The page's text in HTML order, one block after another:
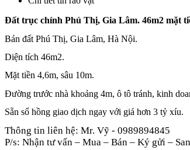
Đất trục chính Phú Thị, Gia Lâm. 46m2 mặt
Bán đất Phú Thị, Gia Lâm, Hà Nội.
Diện tích 46m2.
Mặt tiền 4,6m, sâu 10m.
Đường trước nhà khoảng 4m, ô tô tránh, kinh
Sẵn sổ hồng giao dịch ngay với giá hơn 3 tỷ xíu.
Thông tin liên hệ: Mr. Vỹ - 0989894845
P/s: Nhận tư vấn – Mua – Bán – Ký gửi –